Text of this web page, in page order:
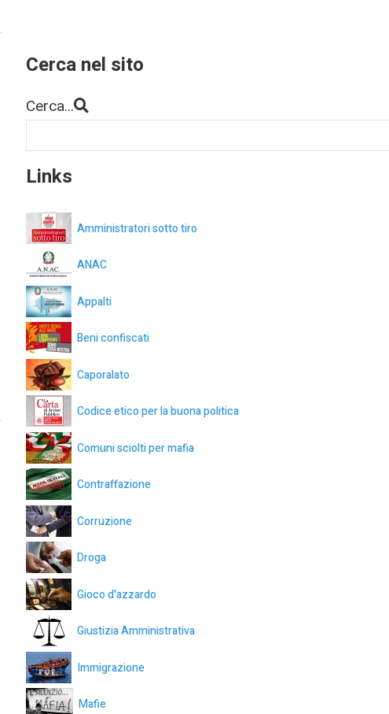
Cerca nel sito
Cerca...
Links
Amministratori sotto tiro
ANAC
Appalti
Beni confiscati
Caporalato
Codice etico per la buona politica
Comuni sciolti per mafia
Contraffazione
Corruzione
Droga
Gioco d'azzardo
Giustizia Amministrativa
Immigrazione
Mafie